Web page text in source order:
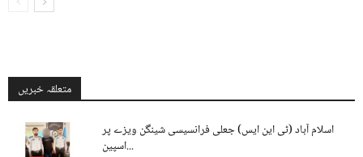
متعلقہ خبریں
اسلام آباد (ٹی این ایس) جعلی فرانسیسی شینگن ویزے پر
اسپین...